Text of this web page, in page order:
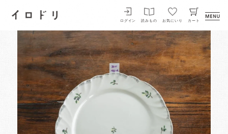
イロドリ
ログイン 読みもの お気にいり カート